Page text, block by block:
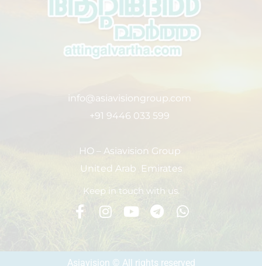
info@asiavisiongroup.com
+91 9446 033 599
HO – Asiavision Group
United Arab Emirates
Keep in touch with us.
Asiavision © All rights reserved